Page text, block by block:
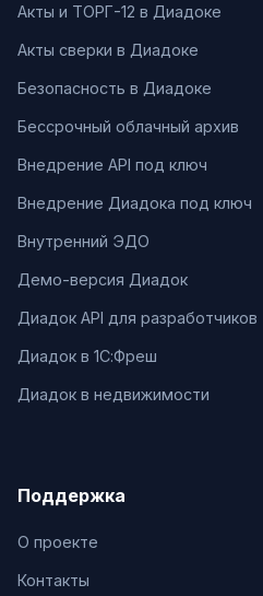
Акты и ТОРГ-12 в Диадоке
Акты сверки в Диадоке
Безопасность в Диадоке
Бессрочный облачный архив
Внедрение API под ключ
Внедрение Диадока под ключ
Внутренний ЭДО
Демо-версия Диадок
Диадок API для разработчиков
Диадок в 1С:Фреш
Диадок в недвижимости
Поддержка
О проекте
Контакты